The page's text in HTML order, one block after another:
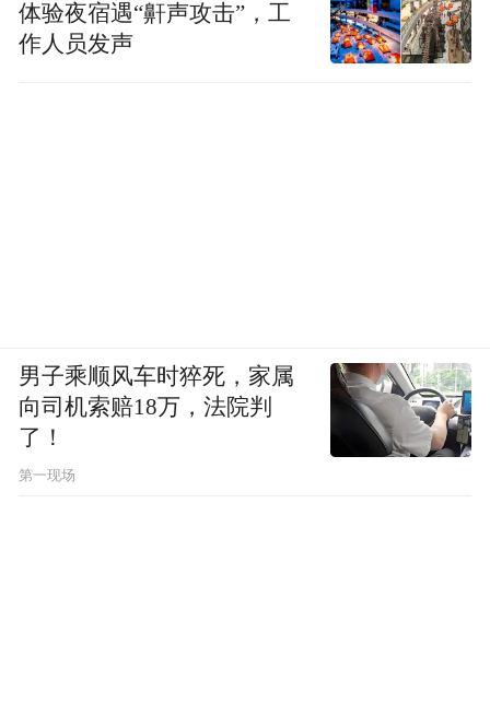
体验夜宿遇“鼾声攻击”，工
作人员发声
男子乘顺风车时猝死，家属
向司机索赔18万，法院判
了！
第一现场